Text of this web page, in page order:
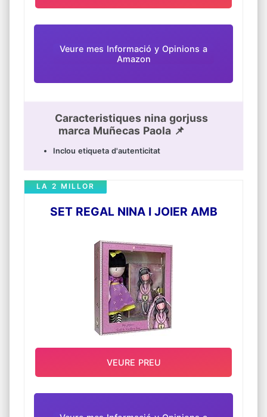
Veure mes Informació y Opinions a
Amazon
Caracteristiques nina gorjuss
marca Muñecas Paola 📌
Inclou etiqueta d'autenticitat
SET REGAL NINA I JOIER AMB
LA 2 MILLOR
VEURE PREU